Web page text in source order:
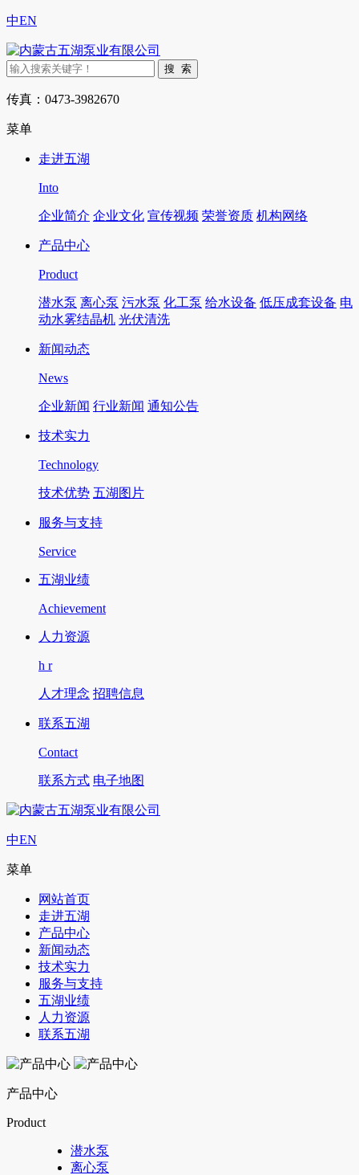
中EN
传真：0473-3982670
菜单
走进五湖
Into
企业简介 企业文化 宣传视频 荣誉资质 机构网络
产品中心
Product
潜水泵 离心泵 污水泵 化工泵 给水设备 低压成套设备 电
动水雾结晶机 光伏清洗
新闻动态
News
企业新闻 行业新闻 通知公告
技术实力
Technology
技术优势 五湖图片
服务与支持
Service
五湖业绩
Achievement
人力资源
h r
人才理念 招聘信息
联系五湖
Contact
联系方式 电子地图
中EN
菜单
网站首页
走进五湖
产品中心
新闻动态
技术实力
服务与支持
五湖业绩
人力资源
联系五湖
产品中心
Product
潜水泵
离心泵